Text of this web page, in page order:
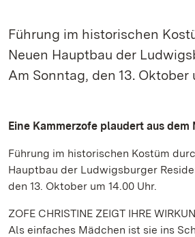
Führung im historischen
Neuen Hauptbau der
Am Sonntag, den 13. Oktober
Eine Kammerzofe plaudert aus dem
Führung im historischen Kostüm
Hauptbau der Ludwigsburger
den 13. Oktober um 14.00 Uhr.
ZOFE CHRISTINE ZEIGT IHRE
Als einfaches Mädchen ist sie ins